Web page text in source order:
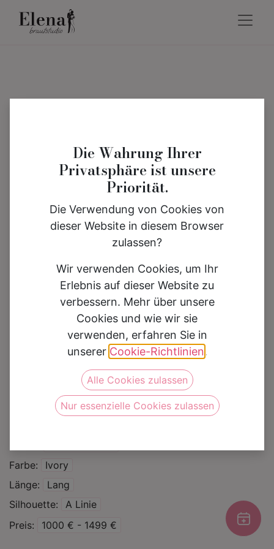
Michelle
Auf die Wunschliste
Farbe
Ivory
Länge
Lang
Silhouette
A Linie
Preis
1000 € - 1499 €
Die Wahrung Ihrer
Privatsphäre ist unsere
Priorität.
Die Verwendung von Cookies von
dieser Website in diesem Browser
zulassen?
Wir verwenden Cookies, um Ihr
Erlebnis auf dieser Website zu
verbessern. Mehr über unsere
Cookies und wie wir sie
verwenden, erfahren Sie in
unserer Cookie-Richtlinien.
Alle Cookies zulassen
Nur essenzielle Cookies zulassen